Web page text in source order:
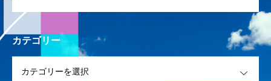
NAVI HOME［賃貸仲介］ ［中古マンション買取再販］
［不動産売買仲介］
採用情報
カテゴリー